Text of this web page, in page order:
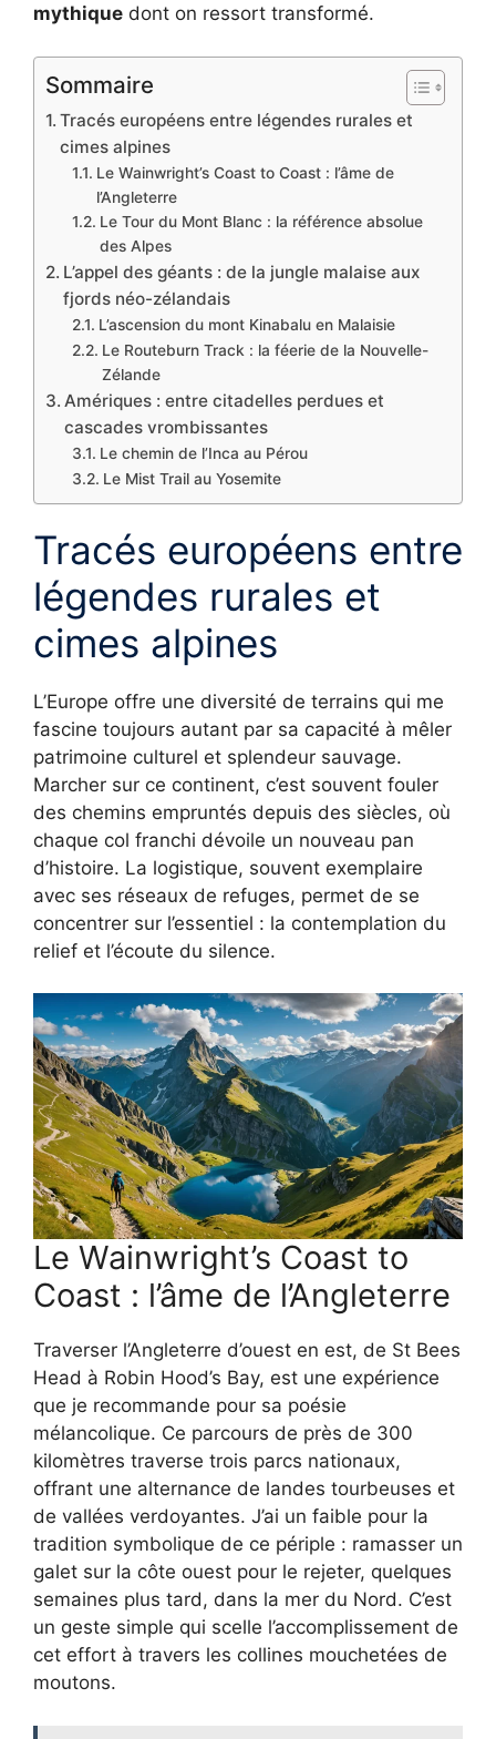
mythique dont on ressort transformé.
Sommaire
Tracés européens entre légendes rurales et
cimes alpines
Le Wainwright’s Coast to Coast : l’âme de
l’Angleterre
Le Tour du Mont Blanc : la référence absolue
des Alpes
L’appel des géants : de la jungle malaise aux
fjords néo-zélandais
L’ascension du mont Kinabalu en Malaisie
Le Routeburn Track : la féerie de la Nouvelle-
Zélande
Amériques : entre citadelles perdues et
cascades vrombissantes
Le chemin de l’Inca au Pérou
Le Mist Trail au Yosemite
Tracés européens entre
légendes rurales et
cimes alpines
L’Europe offre une diversité de terrains qui me
fascine toujours autant par sa capacité à mêler
patrimoine culturel et splendeur sauvage.
Marcher sur ce continent, c’est souvent fouler
des chemins empruntés depuis des siècles, où
chaque col franchi dévoile un nouveau pan
d’histoire. La logistique, souvent exemplaire
avec ses réseaux de refuges, permet de se
concentrer sur l’essentiel : la contemplation du
relief et l’écoute du silence.
Le Wainwright’s Coast to
Coast : l’âme de l’Angleterre
Traverser l’Angleterre d’ouest en est, de St Bees
Head à Robin Hood’s Bay, est une expérience
que je recommande pour sa poésie
mélancolique. Ce parcours de près de 300
kilomètres traverse trois parcs nationaux,
offrant une alternance de landes tourbeuses et
de vallées verdoyantes. J’ai un faible pour la
tradition symbolique de ce périple : ramasser un
galet sur la côte ouest pour le rejeter, quelques
semaines plus tard, dans la mer du Nord. C’est
un geste simple qui scelle l’accomplissement de
cet effort à travers les collines mouchetées de
moutons.